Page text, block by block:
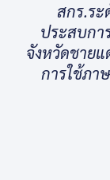
สกร.ระ
ประสบกา
จังหวัดชาย
การใช้ภา